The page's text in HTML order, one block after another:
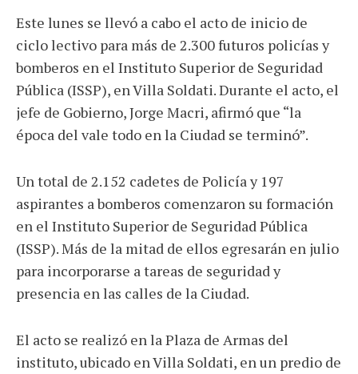
Este lunes se llevó a cabo el acto de inicio de
ciclo lectivo para más de 2.300 futuros policías y
bomberos en el Instituto Superior de Seguridad
Pública (ISSP), en Villa Soldati. Durante el acto, el
jefe de Gobierno, Jorge Macri, afirmó que “la
época del vale todo en la Ciudad se terminó”.
Un total de 2.152 cadetes de Policía y 197
aspirantes a bomberos comenzaron su formación
en el Instituto Superior de Seguridad Pública
(ISSP). Más de la mitad de ellos egresarán en julio
para incorporarse a tareas de seguridad y
presencia en las calles de la Ciudad.
El acto se realizó en la Plaza de Armas del
instituto, ubicado en Villa Soldati, en un predio de